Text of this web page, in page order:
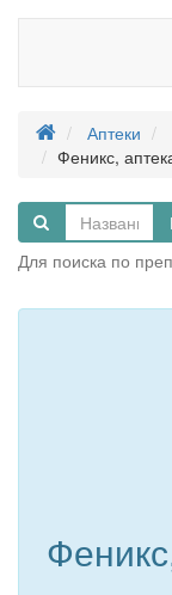
Аптеки
Феникс,
Для поиска по